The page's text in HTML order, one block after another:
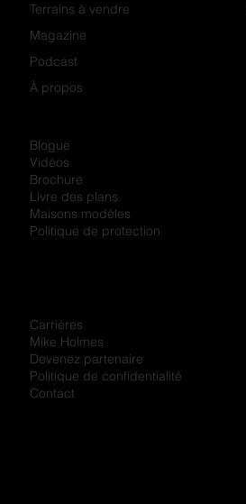
Terrains à vendre
Magazine
Podcast
À propos
Blogue
Vidéos
Brochure
Livre des plans
Maisons modèles
Politique de protection
Carrières
Mike Holmes
Devenez partenaire
Politique de confidentialité
Contact